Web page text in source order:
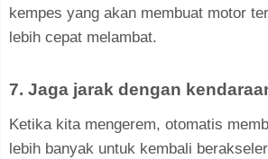
kempes yang akan membuat motor
lebih cepat melambat.
7. Jaga jarak dengan
Ketika kita mengerem, otomatis
lebih banyak untuk kembali